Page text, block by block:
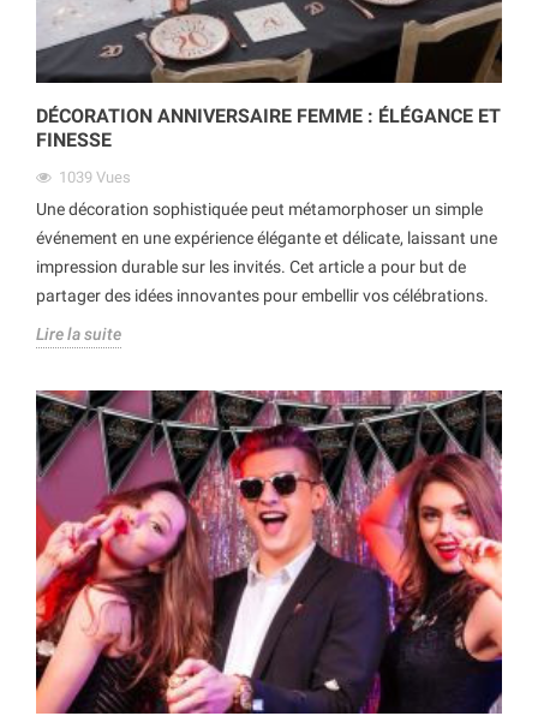
DÉCORATION ANNIVERSAIRE FEMME : ÉLÉGANCE ET
FINESSE
1039 Vues
Une décoration sophistiquée peut métamorphoser un simple
événement en une expérience élégante et délicate, laissant une
impression durable sur les invités. Cet article a pour but de
partager des idées innovantes pour embellir vos célébrations.
Lire la suite